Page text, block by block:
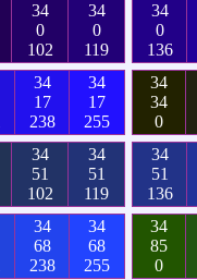
34
0
102
34
0
119
34
0
136
34
17
238
34
17
255
34
34
0
34
51
102
34
51
119
34
51
136
34
68
238
34
68
255
34
85
0